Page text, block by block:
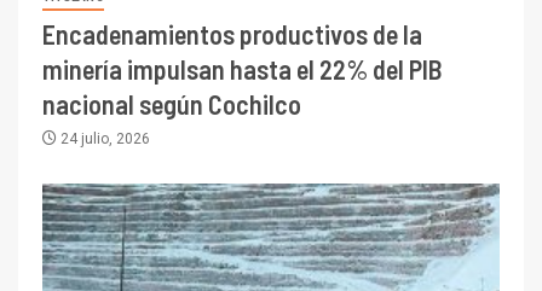
Encadenamientos productivos de la
minería impulsan hasta el 22% del PIB
nacional según Cochilco
24 julio, 2026